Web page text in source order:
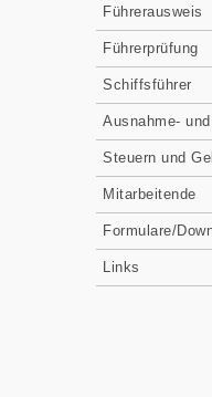
Führerausweis
Führerprüfung
Schiffsführer
Ausnahme-
Steuern und
Mitarbeitende
Formulare/
Links